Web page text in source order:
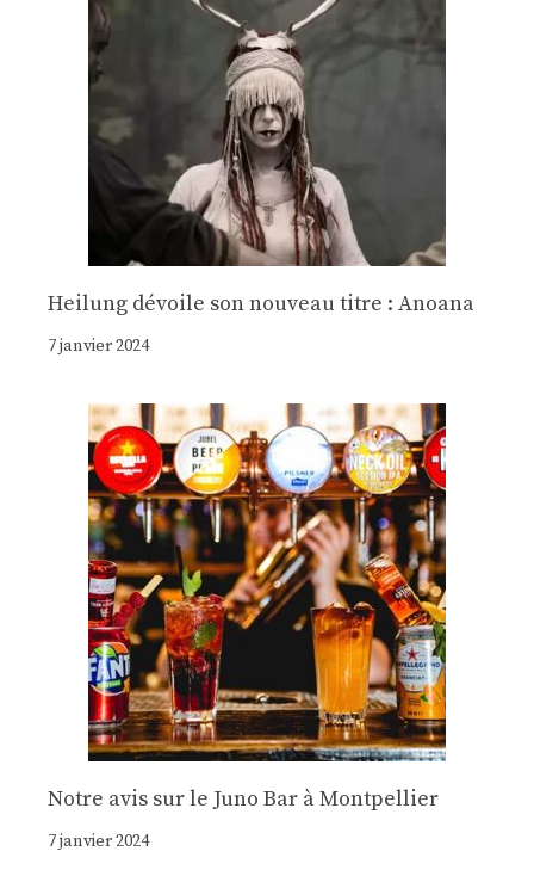
Heilung dévoile son nouveau titre : Anoana
7 janvier 2024
Notre avis sur le Juno Bar à Montpellier
7 janvier 2024